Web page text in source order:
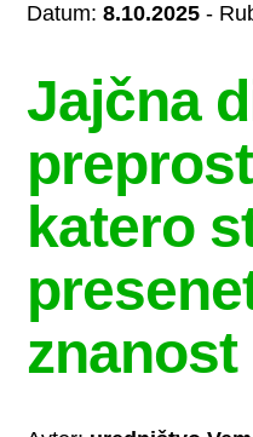
Datum:8.10.2025 -
Jajčna
katero
znanost